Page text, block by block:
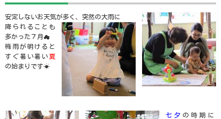
安定しないお天気が多く、突然の大雨に
降られることも
多かった７月☁
梅雨が明けると
すぐ暑い暑い 夏
の始まりです☀
七夕 の時期に